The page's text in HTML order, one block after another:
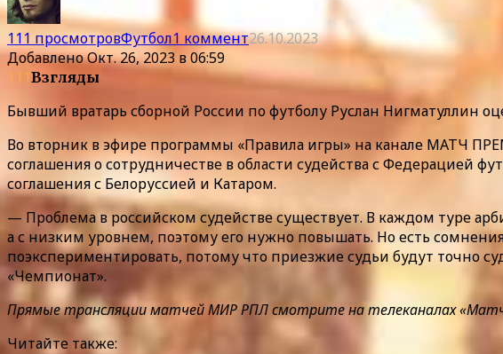
111 просмотровФутбол1 коммент26.10.2023
ДобавленоОкт. 26, 2023 в 06:59
111Взгляды
Бывший вратарь сборной России по футболу Руслан Нигматуллин
Во вторник в эфире программы «Правила игры» на канале МАТЧ
соглашения о сотрудничестве в области судейства с Федерацией
соглашения с Белоруссией и Катаром.
— Проблема в российском судействе существует. В каждом туре
а с низким уровнем, поэтому его нужно повышать. Но есть
поэкспериментировать, потому что приезжие судьи будут точно
«Чемпионат».
Прямые трансляции матчей МИР РПЛ смотрите на телеканалах
Читайте также: